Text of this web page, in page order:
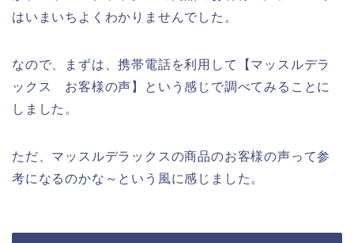
はいまいちよくわかりませんでした。
なので、まずは、携帯電話を利用して【マッスルデラ
ックス お客様の声】という感じで調べてみることに
しました。
ただ、マッスルデラックスの商品のお客様の声って参
考になるのかな～という風に感じました。